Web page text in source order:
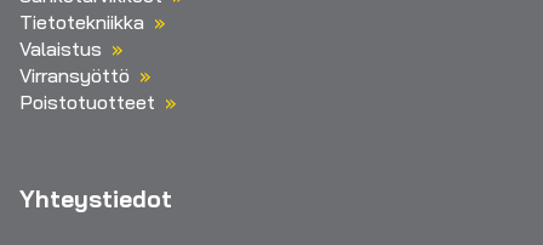
Tietotekniikka
Valaistus
Virransyöttö
Poistotuotteet
Yhteystiedot